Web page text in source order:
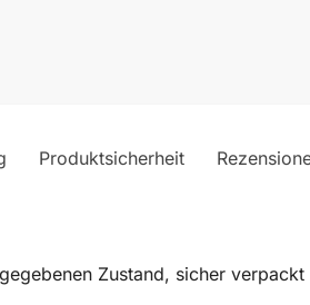
Produktsicherheit
Zustand, sicher